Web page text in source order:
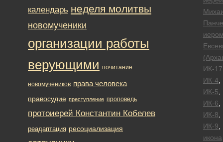
ИК-17
ИК-4
ИК-5
ИК-6
ИК-8
ИК-9
икона
календарь неделя молитвы
новомученики
организации работы
верующими почитание
новомучеников права человека
правосудие преступление проповедь
протоиерей Константин Кобелев
реадаптация ресоциализация